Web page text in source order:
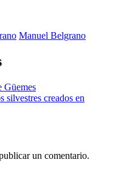
Manuel Belgrano
Güemes
silvestres creados en
un comentario.